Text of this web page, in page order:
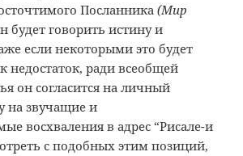
Посланника(Мир
будет говорить истину и
если некоторыми это будет
недостаток, ради всеобщей
он согласится на личный
на звучащие и
восхваления в адрес “Рисале-и
с подобных этим позиций,